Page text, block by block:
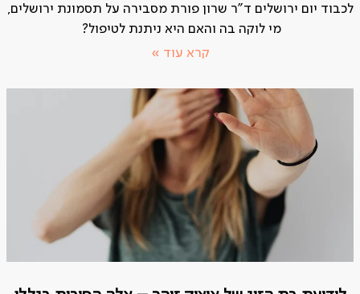
לכבוד יום ירושלים ד"ר שרון פורת מסבירה על תסמונת ירושלים,
מי לוקה בה והאם היא ניתנת לטיפול?
קרא עוד »